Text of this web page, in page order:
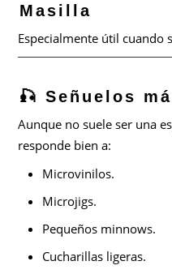
Masilla
Especialmente útil cuando
🎣 Señuelos
Aunque no suele ser una
responde bien a:
Microvinilos.
Microjigs.
Pequeños minnows.
Cucharillas ligeras.